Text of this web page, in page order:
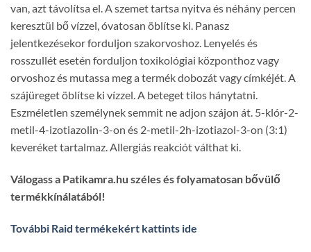
van, azt távolítsa el. A szemet tartsa nyitva és néhány percen
keresztül bő vízzel, óvatosan öblítse ki. Panasz
jelentkezésekor forduljon szakorvoshoz. Lenyelés és
rosszullét esetén forduljon toxikológiai központhoz vagy
orvoshoz és mutassa meg a termék dobozát vagy címkéjét. A
szájüreget öblítse ki vízzel. A beteget tilos hánytatni.
Eszméletlen személynek semmit ne adjon szájon át. 5-klór-2-
metil-4-izotiazolin-3-on és 2-metil-2h-izotiazol-3-on (3:1)
keveréket tartalmaz. Allergiás reakciót válthat ki.
Válogass a Patikamra.hu széles és folyamatosan bővülő
termékkínálatából!
További Raid termékekért kattints ide